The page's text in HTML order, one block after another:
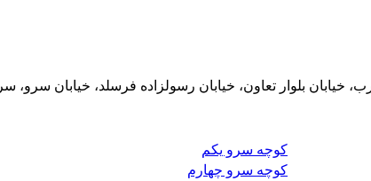
خیابان بلوار تعاون، خیابان رسولزاده فرسلد، خیابان سرو،
کوچه سرو یکم
کوچه سرو چهارم